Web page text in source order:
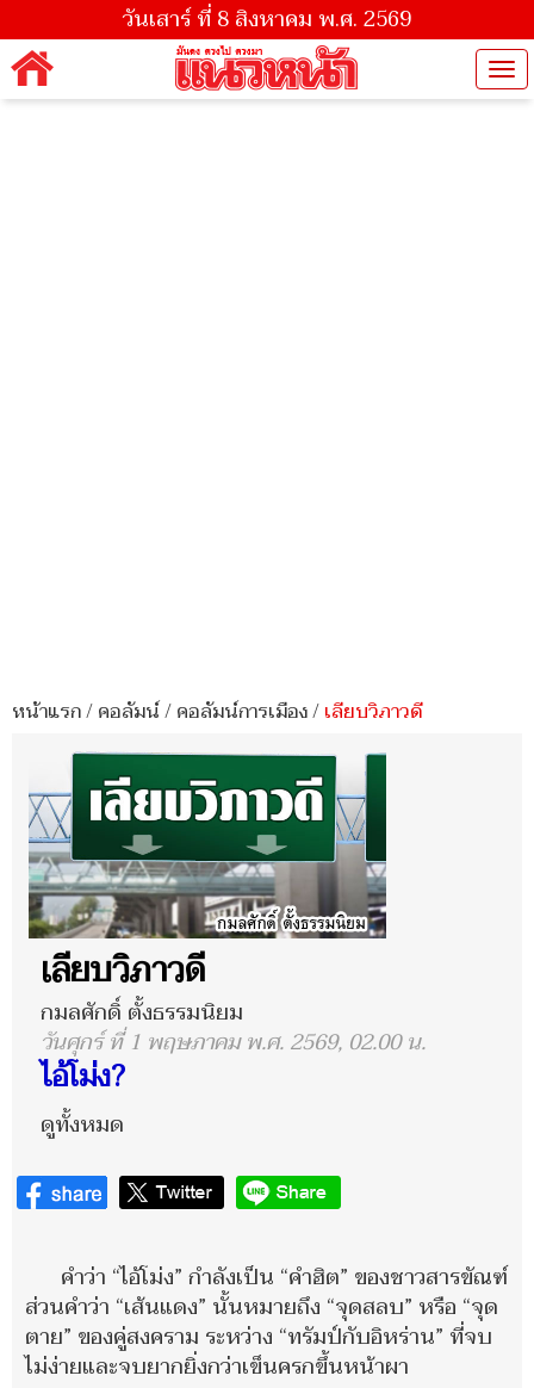
วันเสาร์ ที่ 8 สิงหาคม พ.ศ. 2569
หน้าแรก/คอลัมน์/คอลัมน์การเมือง/เลียบวิภาวดี
เลียบวิภาวดี
กมลศักดิ์ ตั้งธรรมนิยม
วันศุกร์ ที่ 1 พฤษภาคม พ.ศ. 2569, 02.00 น.
ไอ้โม่ง?
ดูทั้งหมด
คำว่า “ไอ้โม่ง” กำลังเป็น “คำฮิต” ของชาวสารขัณฑ์
ส่วนคำว่า “เส้นแดง” นั้นหมายถึง “จุดสลบ” หรือ “จุด
ตาย” ของคู่สงคราม ระหว่าง “ทรัมป์กับอิหร่าน” ที่จบ
ไม่ง่ายและจบยากยิ่งกว่าเข็นครกขึ้นหน้าผา